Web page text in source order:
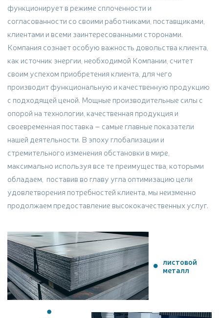
функционирует в режиме сплоченности и
согласованности со своими работниками, поставщиками,
клиентами и всеми заинтересованными сторонами.
Компания сознает особую важность довольства клиента,
как источник энергии, необходимой Компании, считет
своим успехом приобретения клиента, для чего
производит функциональную и качественную продукцию
с подходящей ценой. Мощные производительные силы с
опорой на технологии, качественная продукция и
своевременная поставка – самые главные показатели
нашей деятельности. В эпоху глобализации и
стремительного изменения обстановки в мире,
максимально используя все те преимущества, которыми
обладаем, поставив во главу угла оптимизацию цели
удовлетворения потребностей клиента, мы неизменно
продолжаем предоставление высококачественных услуг.
листовой
металл